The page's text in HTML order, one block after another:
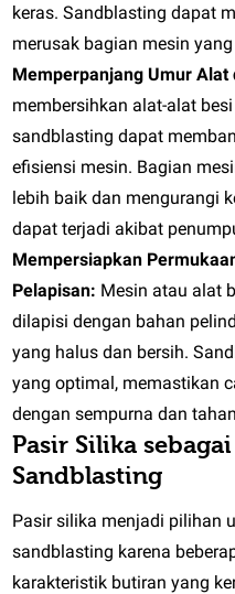
keras. Sandblasting dapat
merusak bagian mesin
Memperpanjang Umur Alat
membersihkan alat-alat
sandblasting dapat
efisiensi mesin. Bagian
lebih baik dan mengurangi
dapat terjadi akibat
Mempersiapkan
Pelapisan: Mesin atau alat
dilapisi dengan bahan
yang halus dan bersih.
yang optimal, memastikan
dengan sempurna dan
Pasir Silika
Sandblasting
Pasir silika menjadi pilihan
sandblasting karena
karakteristik butiran yang